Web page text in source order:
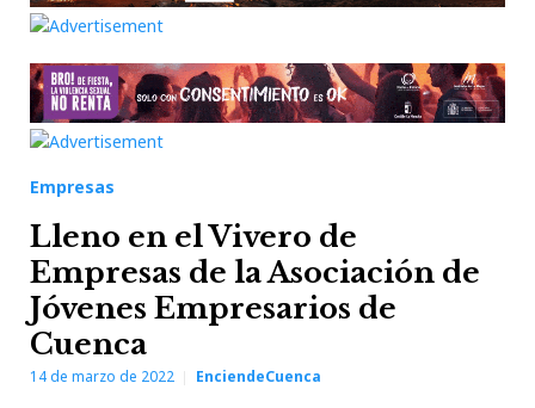
Empresas
Lleno en el Vivero de
Empresas de la Asociación de
Jóvenes Empresarios de
Cuenca
14 de marzo de 2022 EnciendeCuenca